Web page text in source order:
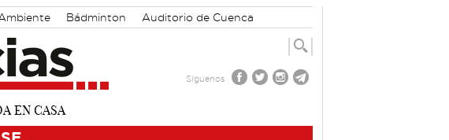
Bádminton
Auditorio de Cuenca
Síguenos